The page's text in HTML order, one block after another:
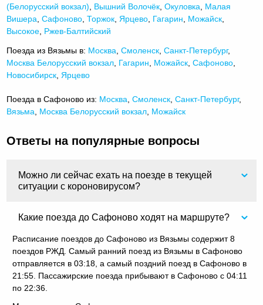
(Белорусский вокзал)
Вышний Волочёк ,Окуловка
Малая
Вишера ,Сафоново ,Торжок Ярцево Гагарин Можайск
Высокое Ржев-Балтийский
Поезда из Вязьмы в: Москва ,Смоленск ,Санкт-Петербург,
Москва Белорусский вокзал Гагарин Можайск ,Сафоново
Новосибирск Ярцево
Поезда в Сафоново из: Москва ,Смоленск ,Санкт-Петербург,
Вязьма
Москва Белорусский вокзал Можайск
Ответы на популярные вопросы
Можно ли сейчас ехать на поезде в текущей
ситуации с короновирусом?
Какие поезда до Сафоново ходят на маршруте?
Расписание поездов до Сафоново из Вязьмы содержит 8
поездов РЖД. Самый ранний поезд из Вязьмы в Сафоново
отправляется в 03:18, а самый поздний поезд в Сафоново в
21:55. Пассажирские поезда прибывают в Сафоново с 04:11
по 22:36.